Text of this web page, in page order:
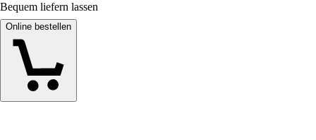
Bequem liefern lassen
Online bestellen